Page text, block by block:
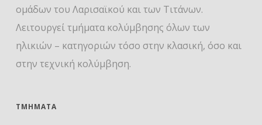
ομάδων του Λαρισαϊκού και των Τιτάνων.
Λειτουργεί τμήματα κολύμβησης όλων των
ηλικιών – κατηγοριών τόσο στην κλασική, όσο και
στην τεχνική κολύμβηση.
ΤΜΉΜΑΤΑ